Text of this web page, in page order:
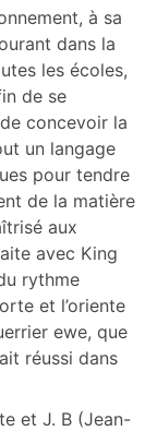
à sa
dans la
les écoles,
de se
concevoir la
un langage
pour tendre
de la matière
aux
avec King
rythme
et l’oriente
ewe, que
réussi dans
et J. B (Jean-